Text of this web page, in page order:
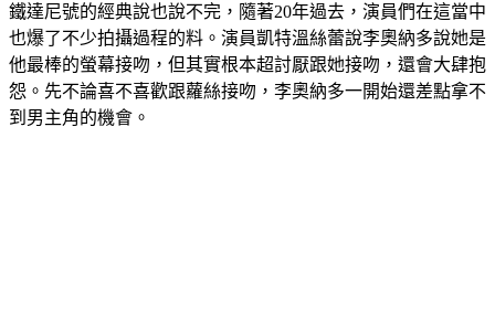
鐵達尼號的經典說也說不完，隨著20年過去，演員們在這當中
也爆了不少拍攝過程的料。演員凱特溫絲蕾說李奧納多說她是
他最棒的螢幕接吻，但其實根本超討厭跟她接吻，還會大肆抱
怨。先不論喜不喜歡跟蘿絲接吻，李奧納多一開始還差點拿不
到男主角的機會。